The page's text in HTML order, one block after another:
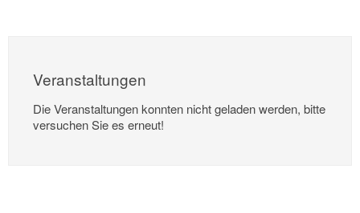
Veranstaltungen
Die Veranstaltungen konnten nicht geladen werden, bitte
versuchen Sie es erneut!